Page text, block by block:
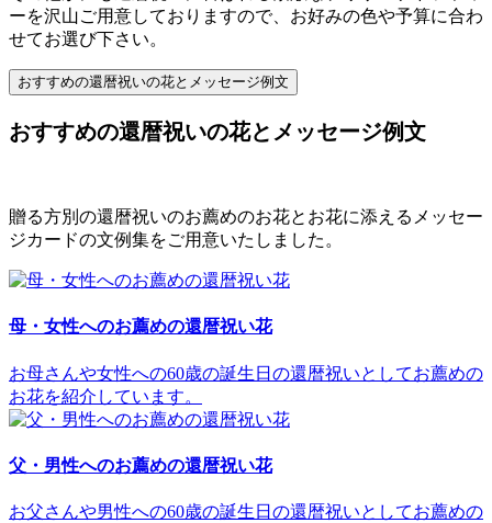
ーを沢山ご用意しておりますので、お好みの色や予算に合わ
せてお選び下さい。
おすすめの還暦祝いの花とメッセージ例文
おすすめの還暦祝いの花とメッセージ例文
贈る方別の還暦祝いのお薦めのお花とお花に添えるメッセー
ジカードの文例集をご用意いたしました。
母・女性へのお薦めの還暦祝い花
お母さんや女性への60歳の誕生日の還暦祝いとしてお薦めの
お花を紹介しています。
父・男性へのお薦めの還暦祝い花
お父さんや男性への60歳の誕生日の還暦祝いとしてお薦めの